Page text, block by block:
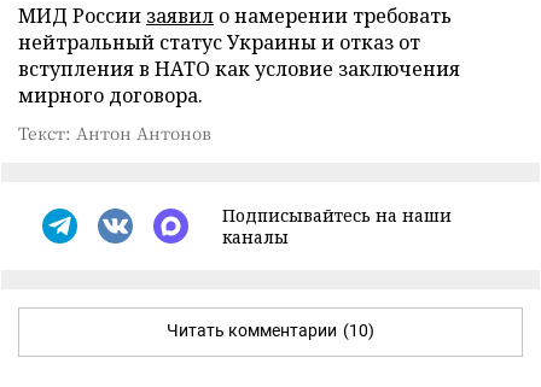
МИД России заявил о намерении требовать
нейтральный статус Украины и отказ от
вступления в НАТО как условие заключения
мирного договора.
Текст: Антон Антонов
Подписывайтесь на наши
каналы
Читать комментарии (10)